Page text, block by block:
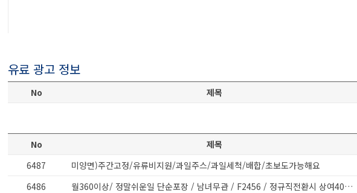
유료 광고 정보
No 제목
No 제목
6487
미양면)주간고정/유류비지원/과일주스/과일세척/배합/초보도가능해요
6486
월360이상/ 정말쉬운일 단순포장 / 남녀무관 / F2456 / 정규직전환시 상여400프로